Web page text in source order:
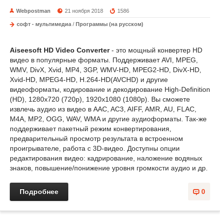
Webpostman 21 ноября 2018 1586
софт - мультимедиа / Программы (на русском)
Aiseesoft HD Video Converter- это мощный конвертер HD
видео в популярные форматы. Поддерживает AVI, MPEG,
WMV, DivX, Xvid, MP4, 3GP, WMV-HD, MPEG2-HD, DivX-HD,
Xvid-HD, MPEG4-HD, H.264-HD(AVCHD) и другие
видеоформаты, кодирование и декодирование High-Definition
(HD), 1280x720 (720p), 1920x1080 (1080p). Вы сможете
извлечь аудио из видео в AAC, AC3, AIFF, AMR, AU, FLAC,
M4A, MP2, OGG, WAV, WMA и другие аудиоформаты. Так-же
поддерживает пакетный режим конвертирования,
предварительный просмотр результата в встроенном
проигрывателе, работа с 3D-видео. Доступны опции
редактирования видео: кадрирование, наложение водяных
знаков, повышение/понижение уровня громкости аудио и др.
0
Подробнее